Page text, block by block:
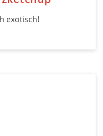
exotisch!